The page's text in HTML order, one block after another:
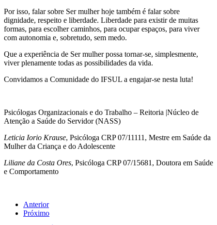
Por isso, falar sobre Ser mulher hoje também é falar sobre
dignidade, respeito e liberdade. Liberdade para existir de muitas
formas, para escolher caminhos, para ocupar espaços, para viver
com autonomia e, sobretudo, sem medo.
Que a experiência de Ser mulher possa tornar-se, simplesmente,
viver plenamente todas as possibilidades da vida.
Convidamos a Comunidade do IFSUL a engajar-se nesta luta!
Psicólogas Organizacionais e do Trabalho – Reitoria |Núcleo de
Atenção a Saúde do Servidor (NASS)
Leticia Iorio Krause, Psicóloga CRP 07/11111, Mestre em Saúde da
Mulher da Criança e do Adolescente
Liliane da Costa Ores, Psicóloga CRP 07/15681, Doutora em Saúde
e Comportamento
Anterior
Próximo